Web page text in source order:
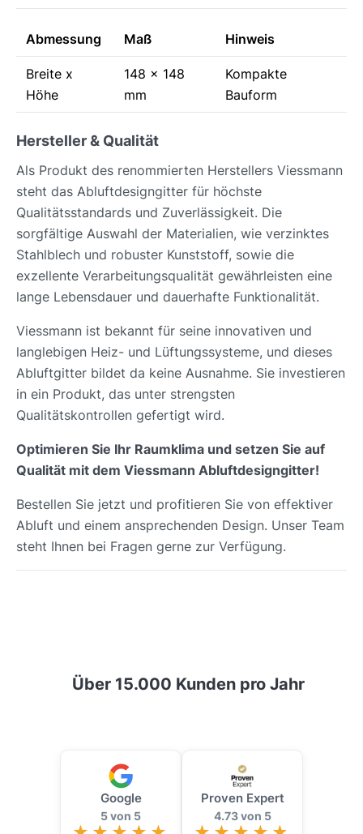
Abmessung Maß Hinweis
Breite x
Höhe
148 x 148
mm
Kompakte
Bauform
Hersteller & Qualität
Als Produkt des renommierten Herstellers Viessmann
steht das Abluftdesigngitter für höchste
Qualitätsstandards und Zuverlässigkeit. Die
sorgfältige Auswahl der Materialien, wie verzinktes
Stahlblech und robuster Kunststoff, sowie die
exzellente Verarbeitungsqualität gewährleisten eine
lange Lebensdauer und dauerhafte Funktionalität.
Viessmann ist bekannt für seine innovativen und
langlebigen Heiz- und Lüftungssysteme, und dieses
Abluftgitter bildet da keine Ausnahme. Sie investieren
in ein Produkt, das unter strengsten
Qualitätskontrollen gefertigt wird.
Optimieren Sie Ihr Raumklima und setzen Sie auf
Qualität mit dem Viessmann Abluftdesigngitter!
Bestellen Sie jetzt und profitieren Sie von effektiver
Abluft und einem ansprechenden Design. Unser Team
steht Ihnen bei Fragen gerne zur Verfügung.
Über 15.000 Kunden pro Jahr
Google
5 von 5
Proven Expert
4.73 von 5